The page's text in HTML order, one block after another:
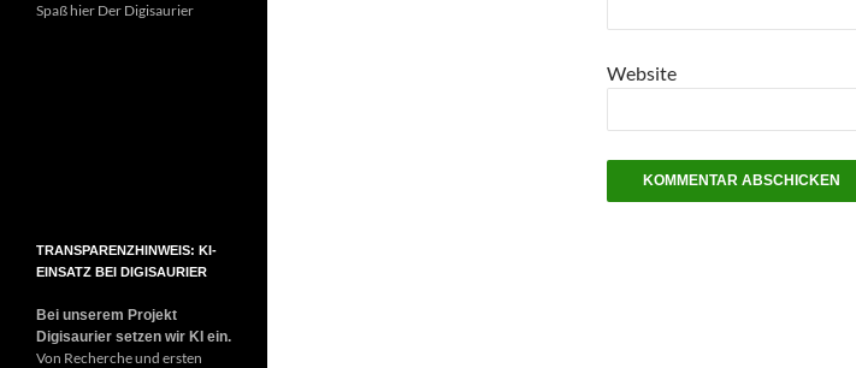
Website
Spaß hier Der Digisaurier
TRANSPARENZHINWEIS: KI-
EINSATZ BEI DIGISAURIER
Bei unserem Projekt
Digisaurier setzen wir KI ein.
Von Recherche und ersten